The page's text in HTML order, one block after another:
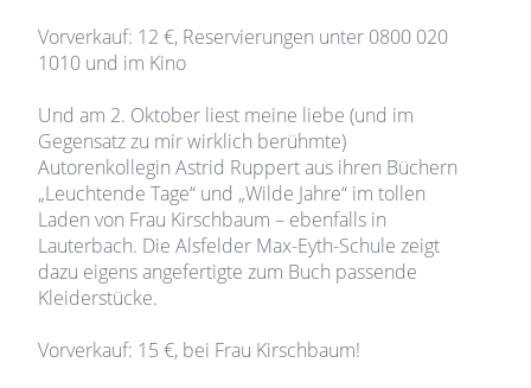
Vorverkauf: 12 €, Reservierungen unter 0800 020
1010 und im Kino
Und am 2. Oktober liest meine liebe (und im
Gegensatz zu mir wirklich berühmte)
Autorenkollegin Astrid Ruppert aus ihren Büchern
„Leuchtende Tage“ und „Wilde Jahre“ im tollen
Laden von Frau Kirschbaum – ebenfalls in
Lauterbach. Die Alsfelder Max-Eyth-Schule zeigt
dazu eigens angefertigte zum Buch passende
Kleiderstücke.
Vorverkauf: 15 €, bei Frau Kirschbaum!